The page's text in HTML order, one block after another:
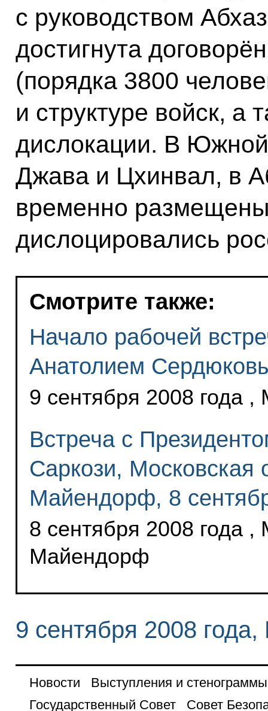
с руководством
достигнута
(порядка 3800
и структуре войск, а
дислокации. В Южной
Джава и Цхинвал, в
временно
дислоцировались
Смотрите также:
Начало рабочей
Анатолием
9 сентября 2008 года ,
Встреча с
Саркози, Московская
Майендорф, 8
8 сентября 2008 года ,
Майендорф
9 сентября 2008
Новости
Выступления и стенограммы
Государственный Совет
Совет